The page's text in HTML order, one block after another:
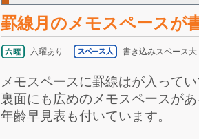
罫線月のメモスペースが
六曜あり 書き込みスペース大
メモスペースに罫線はが入って
裏面にも広めのメモスペースが
年齢早見表も付いています。